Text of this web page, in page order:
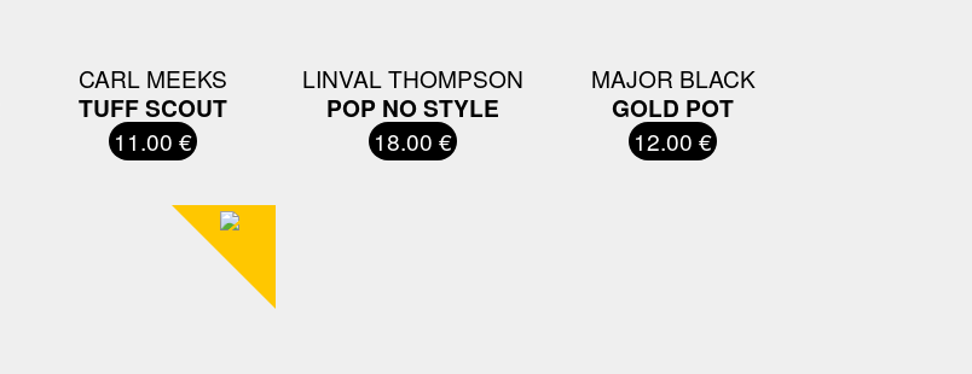
CARL MEEKS
TUFF SCOUT
11.00 €
LINVAL THOMPSON
POP NO STYLE
18.00 €
MAJOR BLACK
GOLD POT
12.00 €